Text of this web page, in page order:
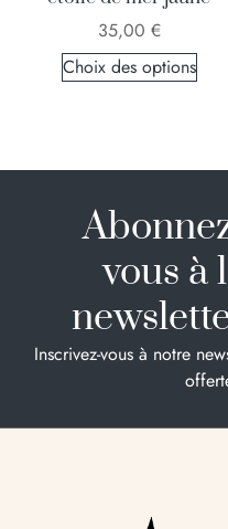
35,00 €
Choix des options
vous à
Inscrivez-vous à notre